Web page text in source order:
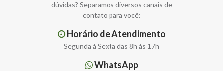
dúvidas? Separamos diversos canais de
contato para você:
Horário de Atendimento
Segunda à Sexta das 8h às 17h
WhatsApp